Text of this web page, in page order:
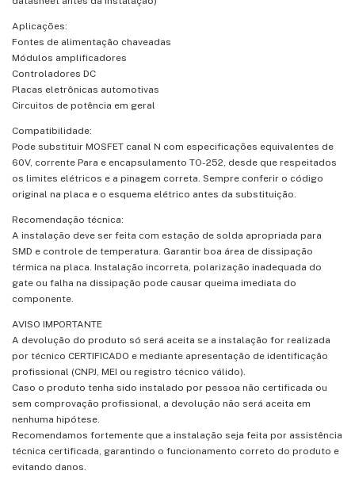
Aplicações:
Fontes de alimentação chaveadas
Módulos amplificadores
Controladores DC
Placas eletrônicas automotivas
Circuitos de potência em geral
Compatibilidade:
Pode substituir MOSFET canal N com especificações equivalentes de
60V, corrente Para e encapsulamento TO-252, desde que respeitados
os limites elétricos e a pinagem correta. Sempre conferir o código
original na placa e o esquema elétrico antes da substituição.
Recomendação técnica:
A instalação deve ser feita com estação de solda apropriada para
SMD e controle de temperatura. Garantir boa área de dissipação
térmica na placa. Instalação incorreta, polarização inadequada do
gate ou falha na dissipação pode causar queima imediata do
componente.
AVISO IMPORTANTE
A devolução do produto só será aceita se a instalação for realizada
por técnico CERTIFICADO e mediante apresentação de identificação
profissional (CNPJ, MEI ou registro técnico válido).
Caso o produto tenha sido instalado por pessoa não certificada ou
sem comprovação profissional, a devolução não será aceita em
nenhuma hipótese.
Recomendamos fortemente que a instalação seja feita por assistência
técnica certificada, garantindo o funcionamento correto do produto e
evitando danos.